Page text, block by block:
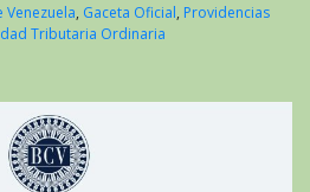
Venezuela, Gaceta Oficial, Providencias
Tributaria Ordinaria